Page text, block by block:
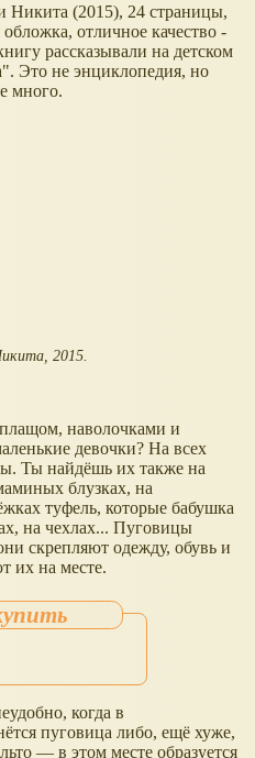
Никита (2015), 24 страницы,
отличное качество -
рассказывали на детском
Это не энциклопедия, но
много.
2015.
наволочками и
девочки? На всех
Ты найдёшь их также на
блузках, на
туфель, которые бабушка
на чехлах... Пуговицы
скрепляют одежду, обувь и
их на месте.
когда в
пуговица либо, ещё хуже,
— в этом месте образуется